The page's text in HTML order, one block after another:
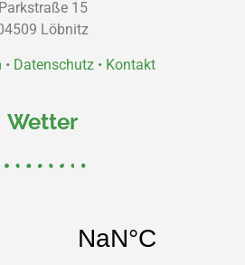
Parkstraße 15
Löbnitz
• Datenschutz • Kontakt
Wetter